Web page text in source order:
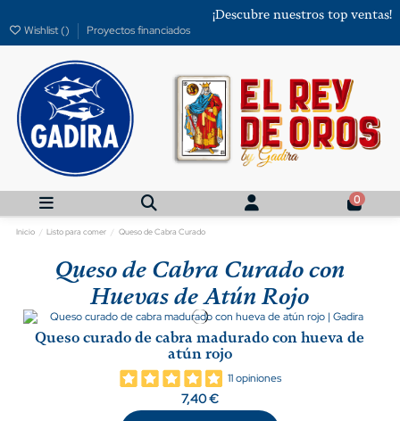
¡Descubre nuestros top ventas!
Wishlist () Proyectos financiados
0
Inicio Listo para comer Queso de Cabra Curado
Queso de Cabra Curado con
Huevas de Atún Rojo
Queso curado de cabra madurado con hueva de
atún rojo
11 opiniones
7,40 €